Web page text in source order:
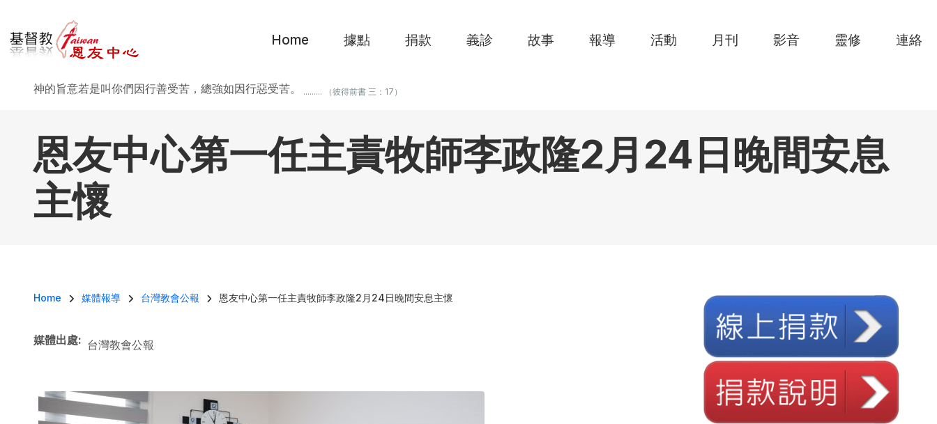
Home 據點 捐款 義診 故事 報導 活動 月刊 影音 靈修 連絡
神的旨意若是叫你們因行善受苦，總強如因行惡受苦。 ......... （彼得前書 三：17）
恩友中心第一任主責牧師李政隆2月24日晚間安息
主懷
導航連結
Home 媒體報導 台灣教會公報 恩友中心第一任主責牧師李政隆2月24日晚間安息主懷
媒體出處 台灣教會公報